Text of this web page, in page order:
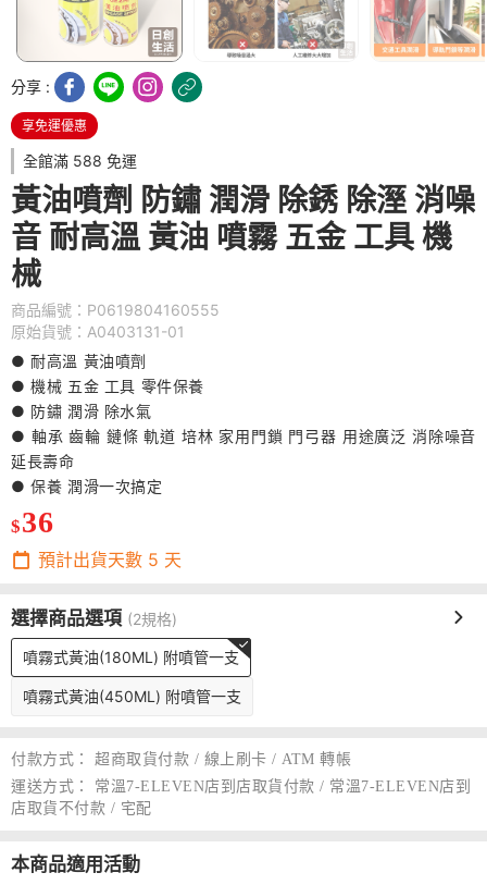
分享 :
享免運優惠
全館滿 588 免運
黃油噴劑 防鏽 潤滑 除銹 除溼 消噪
音 耐高溫 黃油 噴霧 五金 工具 機
械
商品編號：P0619804160555
原始貨號：A0403131-01
● 耐高溫 黃油噴劑
● 機械 五金 工具 零件保養
● 防鏽 潤滑 除水氣
● 軸承 齒輪 鏈條 軌道 培林 家用門鎖 門弓器 用途廣泛 消除噪音
延長壽命
● 保養 潤滑一次搞定
$36
預計出貨天數 5 天
選擇商品選項 (2規格)
噴霧式黃油(180ML) 附噴管一支
噴霧式黃油(450ML) 附噴管一支
付款方式：
超商取貨付款 / 線上刷卡 / ATM 轉帳
運送方式：
常溫7-ELEVEN店到店取貨付款 / 常溫7-ELEVEN店到
店取貨不付款 / 宅配
本商品適用活動